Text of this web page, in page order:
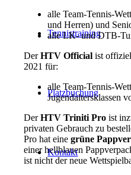
Tennistraining
Platzbuchung
Kontakt
alle Team-Tennis-
und Herren) und
alle LK- und DTB-
DerHTV Official ist
2021 für:
alle Team-Tennis-
Jugendaltersklassen
DerHTV Triniti Pro ist
privaten Gebrauch zu
Pro hat einegrüne
einer hellblauen
ist nicht der neue